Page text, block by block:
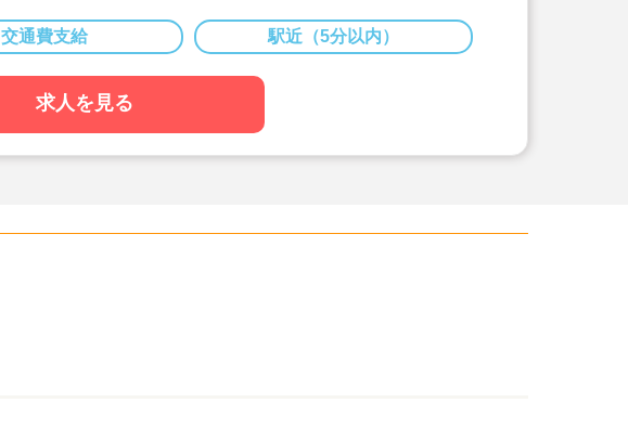
★高給与！月給30万円～の好待遇求人です。
★福利厚生充実！安心して長く、楽しく働ける制度が
★グループとして急拡大を続けているので、ポストも
続々と誕生しています。主任、園長、エリアマネージ
ャーなど様々なキャリアを描くことができます。
★ご自身のお子様を預けながらの就業も可能です！子
交通費支給 駅近（5分以内）
求人を見る